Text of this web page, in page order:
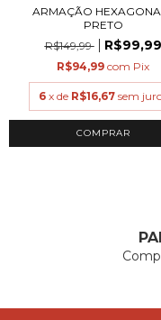
ARMAÇÃO
PRETO
R$149,99
R$99,99
R$94,99 com Pix
6 x de R$16,67 sem
COMPRAR